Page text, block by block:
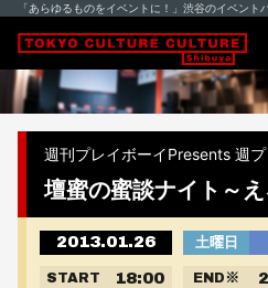
「あらゆるものをイベントに！」渋谷のイベント
週刊プレイボーイPresents 週
壇蜜の蜜談ナイト～
2013.01.26 土曜日
START 18:00 END ※